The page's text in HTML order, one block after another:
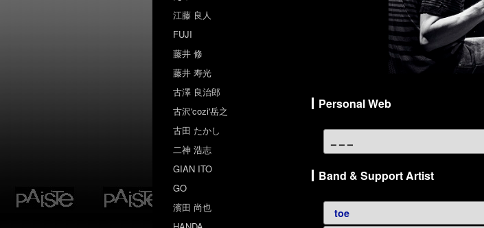
Personal Web
– – –
Band & Support Artist
toe
江藤 良人
FUJI
藤井 修
藤井 寿光
古澤 良治郎
古沢'cozi'岳之
古田 たかし
二神 浩志
GIAN ITO
GO
濱田 尚也